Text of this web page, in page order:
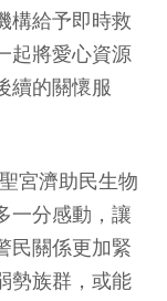
構給予即時救
起將愛心資源
續的關懷服
宮濟助民生物
一分感動，讓
民關係更加緊
勢族群，或能